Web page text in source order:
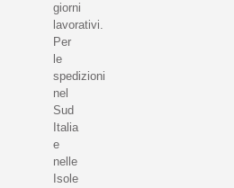
giorni
lavorativi.
Per
le
spedizioni
nel
Sud
Italia
e
nelle
Isole